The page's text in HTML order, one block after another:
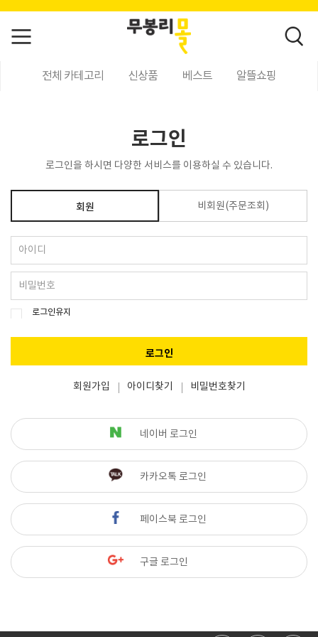
전체 카테고리 신상품 베스트 알뜰쇼핑
로그인
로그인을 하시면 다양한 서비스를 이용하실 수 있습니다.
회원 비회원(주문조회)
로그인유지
로그인
회원가입 아이디찾기 비밀번호찾기
네이버 로그인
카카오톡 로그인
페이스북 로그인
구글 로그인